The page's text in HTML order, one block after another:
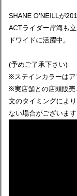
SHANE O’NEILLが
ACTライダー岸海も
ドワイドに活躍中。
(予めご了承下さい)
※ステインカラーはア
※実店舗との店頭販売
文のタイミングによ
ない場合がございます